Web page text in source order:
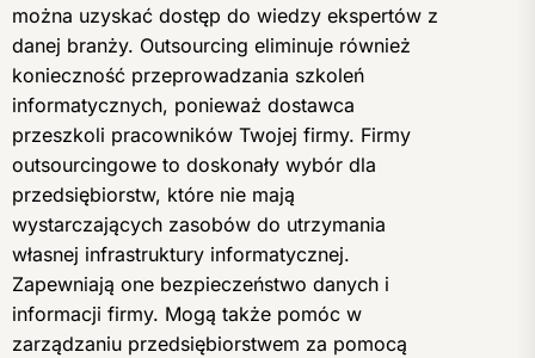
można uzyskać dostęp do wiedzy ekspertów z
danej branży. Outsourcing eliminuje również
konieczność przeprowadzania szkoleń
informatycznych, ponieważ dostawca
przeszkoli pracowników Twojej firmy. Firmy
outsourcingowe to doskonały wybór dla
przedsiębiorstw, które nie mają
wystarczających zasobów do utrzymania
własnej infrastruktury informatycznej.
Zapewniają one bezpieczeństwo danych i
informacji firmy. Mogą także pomóc w
zarządzaniu przedsiębiorstwem za pomocą